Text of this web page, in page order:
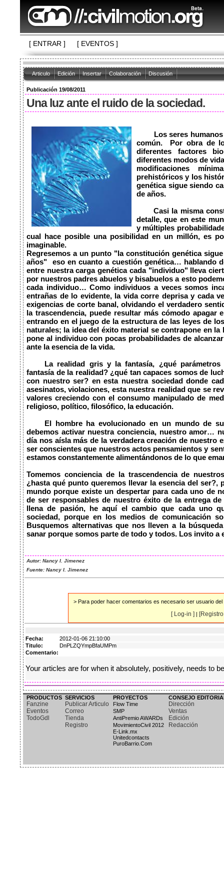
[ EVENTOS ]
[ ENTRAR ]
Articulo Edición Insertar Colaboración Discusión
Publicación 19/08/2011
Una luz ante el ruido de la sociedad.
común.  Por obra de
diferentes factores
diferentes modos de
modificaciones
prehistóricos y los
genética sigue siendo
de años.
detalle, que en este
y múltiples
cual hace posible una posibilidad en un millón, es
imaginable.
Regresemos a un punto "la constitución genética
años"  eso en cuanto a cuestión genética… hablando
entre nuestra carga genética cada "individuo" lleva
por nuestros padres abuelos y bisabuelos a esto
cada individuo… Como individuos a veces somos
entrañas de lo evidente, la vida corre deprisa y cada
exigencias de corte banal, olvidando el verdadero
la trascendencia, puede resultar más cómodo
entrando en el juego de la estructura de las leyes de
naturales; la idea del éxito material se contrapone en
pone al individuo con pocas probabilidades de
ante la esencia de la vida.
fantasía de la realidad? ¿qué tan capaces somos de
con nuestro ser? en esta nuestra sociedad donde
asesinatos, violaciones, esta nuestra realidad que se
valores creciendo con el consumo manipulado de
religioso, político, filosófico, la educación.
debemos activar nuestra conciencia, nuestro amor…
día nos aísla más de la verdadera creación de nuestro
ser conscientes que nuestros actos pensamientos y
estamos constantemente alimentándonos de lo que
Tomemos conciencia de la trascendencia de
¿hasta qué punto queremos llevar la esencia del ser?,
mundo porque existe un despertar para cada uno de
de ser responsables de nuestro éxito de la entrega
llena de pasión, he aquí el cambio que cada uno
sociedad, porque en los medios de comunicación
Busquemos alternativas que nos lleven a la
sanar porque somos parte de todo y todos. Los invito
Autor: Nancy I. Jimenez
Fuente: Nancy I. Jimenez
> Para poder hacer comentarios es necesario ser usuario del
[ Log-in ] |
Fecha:
2012-01-06 21:10:00
Titulo:
DnPLZQYmpBfaUMPm
Comentario:
Your articles are for when it absolutely, positively, needs to
PRODUCTOS SERVICIOS PROYECTOS CONSEJO
Fanzine Publicar Articulo Flow Time
Dirección
Eventos
Correo SMP
Ventas
TodoGdl
Tienda AntiPremio AWARDs
Edición
Registro
MovimientoCivil 2012 Redacción
E-Link.mx
Unitedcontacts
PuroBarrio.Com